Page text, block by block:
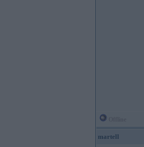
martell